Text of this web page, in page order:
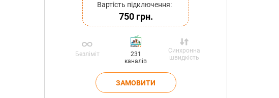
Вартість підключення:
750 грн.
Безліміт
231
каналів
Синхронна
швидкість